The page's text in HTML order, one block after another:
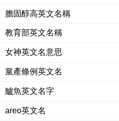
膽固醇高英文名稱
教育部英文名稱
女神英文名意思
黨產條例英文名
鱸魚英文名字
areo英文名